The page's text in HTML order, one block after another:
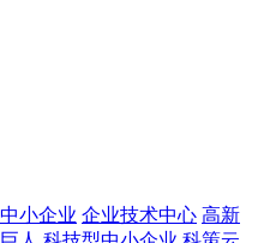
小企业 企业技术中心 高新